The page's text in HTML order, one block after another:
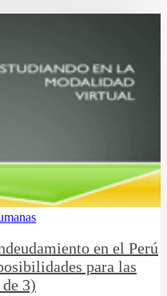
en el Perú
para las
3)